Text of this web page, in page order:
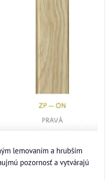
lemovaním a hrubším
pozornosť a vytvárajú